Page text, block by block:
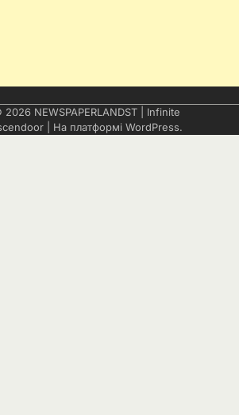
2026 NEWSPAPERLANDST | Infinite
| На платформі WordPress.